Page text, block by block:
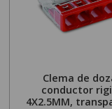
Clema de
conductor
4X2.5MM,